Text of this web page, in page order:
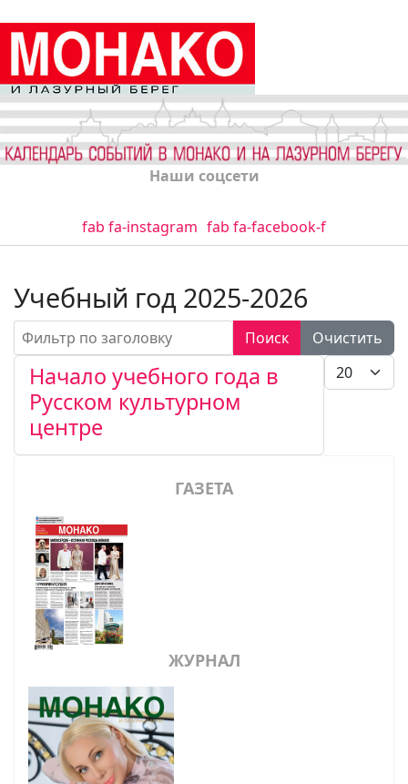
Наши соцсети
fab fa-instagram fab fa-facebook-f
Учебный год 2025-2026
Фильтр по заголовку Поиск
Очистить
Кол-во
Начало учебного года в
Русском культурном
центре
ГАЗЕТА
ЖУРНАЛ